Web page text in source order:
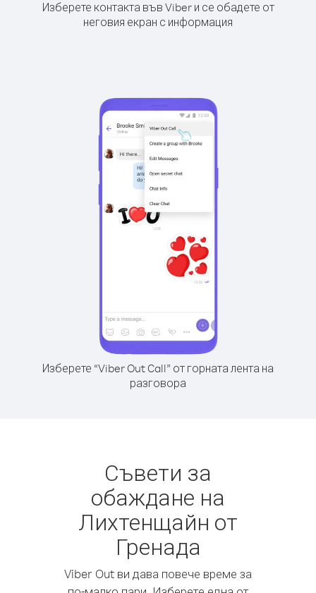
Изберете контакта във Viber и се обадете от
неговия екран с информация
Изберете “Viber Out Call” от горната лента на
разговора
Съвети за
обаждане на
Лихтенщайн от
Гренада
Viber Out ви дава повече време за